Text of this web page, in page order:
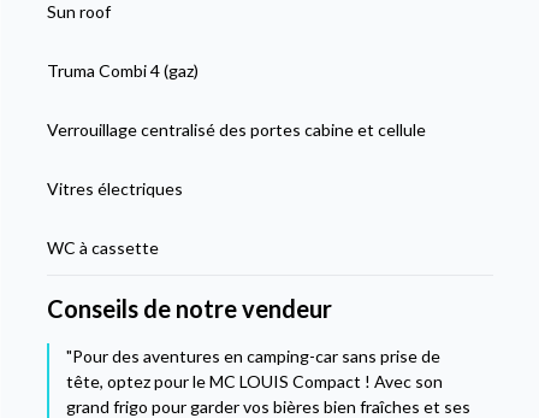
Sun roof
Truma Combi 4 (gaz)
Verrouillage centralisé des portes cabine et cellule
Vitres électriques
WC à cassette
Conseils de notre vendeur
"Pour des aventures en camping-car sans prise de
tête, optez pour le MC LOUIS Compact ! Avec son
grand frigo pour garder vos bières bien fraîches et ses